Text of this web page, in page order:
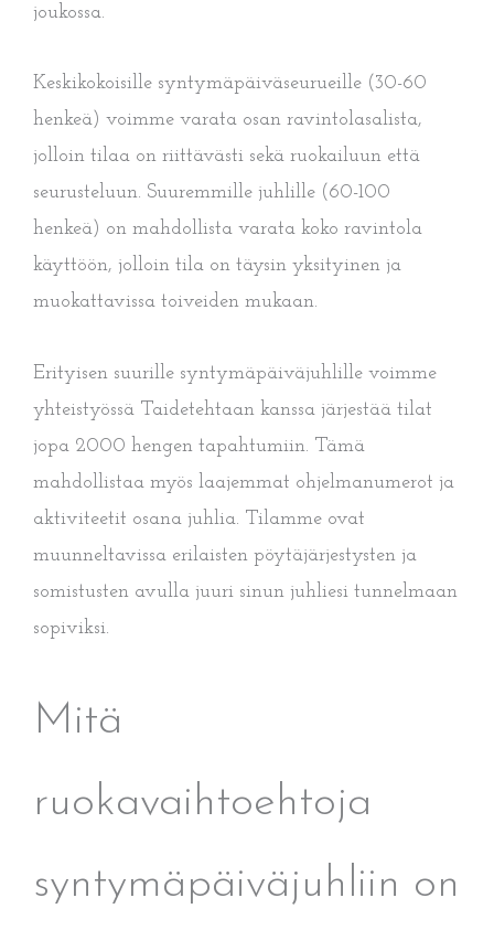
joukossa.
Keskikokoisille syntymäpäiväseurueille (30-60
henkeä) voimme varata osan ravintolasalista,
jolloin tilaa on riittävästi sekä ruokailuun että
seurusteluun. Suuremmille juhlille (60-100
henkeä) on mahdollista varata koko ravintola
käyttöön, jolloin tila on täysin yksityinen ja
muokattavissa toiveiden mukaan.
Erityisen suurille syntymäpäiväjuhlille voimme
yhteistyössä Taidetehtaan kanssa järjestää tilat
jopa 2000 hengen tapahtumiin. Tämä
mahdollistaa myös laajemmat ohjelmanumerot ja
aktiviteetit osana juhlia. Tilamme ovat
muunneltavissa erilaisten pöytäjärjestysten ja
somistusten avulla juuri sinun juhliesi tunnelmaan
sopiviksi.
Mitä
ruokavaihtoehtoja
syntymäpäiväjuhliin on